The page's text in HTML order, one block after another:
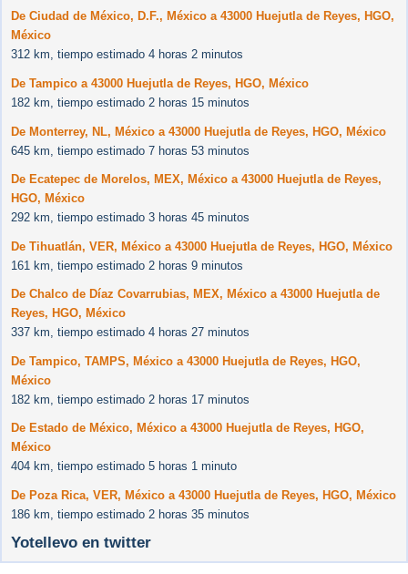
De Ciudad de México, D.F., México a 43000 Huejutla de Reyes, HGO,
México
312 km, tiempo estimado 4 horas 2 minutos
De Tampico a 43000 Huejutla de Reyes, HGO, México
182 km, tiempo estimado 2 horas 15 minutos
De Monterrey, NL, México a 43000 Huejutla de Reyes, HGO, México
645 km, tiempo estimado 7 horas 53 minutos
De Ecatepec de Morelos, MEX, México a 43000 Huejutla de Reyes,
HGO, México
292 km, tiempo estimado 3 horas 45 minutos
De Tihuatlán, VER, México a 43000 Huejutla de Reyes, HGO, México
161 km, tiempo estimado 2 horas 9 minutos
De Chalco de Díaz Covarrubias, MEX, México a 43000 Huejutla de
Reyes, HGO, México
337 km, tiempo estimado 4 horas 27 minutos
De Tampico, TAMPS, México a 43000 Huejutla de Reyes, HGO,
México
182 km, tiempo estimado 2 horas 17 minutos
De Estado de México, México a 43000 Huejutla de Reyes, HGO,
México
404 km, tiempo estimado 5 horas 1 minuto
De Poza Rica, VER, México a 43000 Huejutla de Reyes, HGO, México
186 km, tiempo estimado 2 horas 35 minutos
Yotellevo en twitter